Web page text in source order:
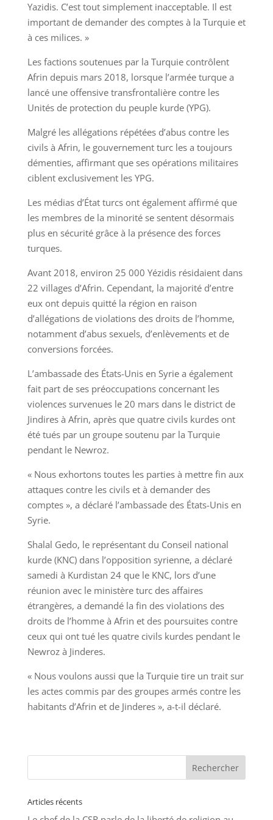
Yazidis. C’est tout simplement inacceptable. Il est
important de demander des comptes à la Turquie et
à ces milices. »
Les factions soutenues par la Turquie contrôlent
Afrin depuis mars 2018, lorsque l’armée turque a
lancé une offensive transfrontalière contre les
Unités de protection du peuple kurde (YPG).
Malgré les allégations répétées d’abus contre les
civils à Afrin, le gouvernement turc les a toujours
démenties, affirmant que ses opérations militaires
ciblent exclusivement les YPG.
Les médias d’État turcs ont également affirmé que
les membres de la minorité se sentent désormais
plus en sécurité grâce à la présence des forces
turques.
Avant 2018, environ 25 000 Yézidis résidaient dans
22 villages d’Afrin. Cependant, la majorité d’entre
eux ont depuis quitté la région en raison
d’allégations de violations des droits de l’homme,
notamment d’abus sexuels, d’enlèvements et de
conversions forcées.
L’ambassade des États-Unis en Syrie a également
fait part de ses préoccupations concernant les
violences survenues le 20 mars dans le district de
Jindires à Afrin, après que quatre civils kurdes ont
été tués par un groupe soutenu par la Turquie
pendant le Newroz.
« Nous exhortons toutes les parties à mettre fin aux
attaques contre les civils et à demander des
comptes », a déclaré l’ambassade des États-Unis en
Syrie.
Shalal Gedo, le représentant du Conseil national
kurde (KNC) dans l’opposition syrienne, a déclaré
samedi à Kurdistan 24 que le KNC, lors d’une
réunion avec le ministère turc des affaires
étrangères, a demandé la fin des violations des
droits de l’homme à Afrin et des poursuites contre
ceux qui ont tué les quatre civils kurdes pendant le
Newroz à Jinderes.
« Nous voulons aussi que la Turquie tire un trait sur
les actes commis par des groupes armés contre les
habitants d’Afrin et de Jinderes », a-t-il déclaré.
Articles récents